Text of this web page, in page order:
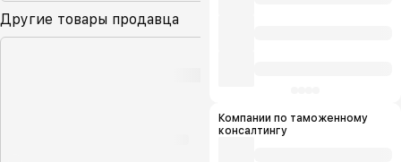
Другие товары продавца
Компании по таможенному
консалтингу